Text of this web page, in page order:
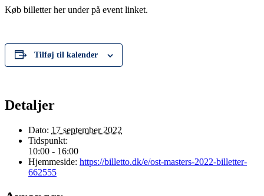
Køb billetter her under på event linket.
Tilføj til kalender
Detaljer
Dato: 17 september 2022
Tidspunkt:
10:00 - 16:00
Hjemmeside: https://billetto.dk/e/ost-masters-2022-billetter-
662555